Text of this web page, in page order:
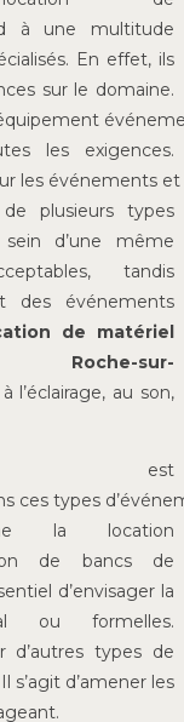
à une multitude
En effet, ils
sur le domaine.
les exigences.
les événements et
plusieurs types
d’une même
tandis
des événements
de matériel
sur-
l’éclairage, au son,
est
ces types
la location
de bancs de
d’envisager la
ou formelles.
d’autres types de
s’agit d’amener les